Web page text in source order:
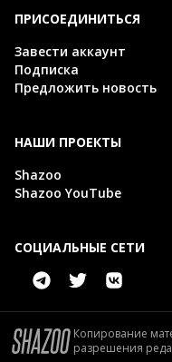
ПРИСОЕДИНИТЬСЯ
Завести аккаунт
Подписка
Предложить новость
НАШИ ПРОЕКТЫ
Shazoo
Shazoo YouTube
СОЦИАЛЬНЫЕ СЕТИ
Копирование
разрешения